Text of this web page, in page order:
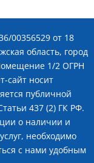
00356529 от 18
область, город
1/2 ОГРН
сайт носит
публичной
437 (2) ГК РФ.
о наличии и
необходимо
с нами удобным